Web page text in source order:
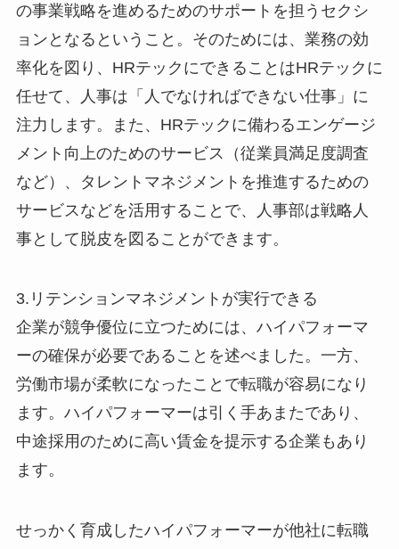
の事業戦略を進めるためのサポートを担うセクシ
ョンとなるということ。そのためには、業務の効
率化を図り、HRテックにできることはHRテックに
任せて、人事は「人でなければできない仕事」に
注力します。また、HRテックに備わるエンゲージ
メント向上のためのサービス（従業員満足度調査
など）、タレントマネジメントを推進するための
サービスなどを活用することで、人事部は戦略人
事として脱皮を図ることができます。
3.リテンションマネジメントが実行できる
企業が競争優位に立つためには、ハイパフォーマ
ーの確保が必要であることを述べました。一方、
労働市場が柔軟になったことで転職が容易になり
ます。ハイパフォーマーは引く手あまたであり、
中途採用のために高い賃金を提示する企業もあり
ます。
せっかく育成したハイパフォーマーが他社に転職